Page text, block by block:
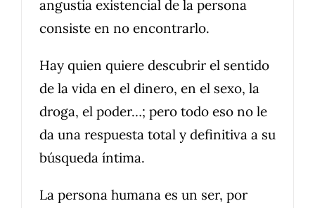
angustia existencial de la persona
consiste en no encontrarlo.
Hay quien quiere descubrir el sentido
de la vida en el dinero, en el sexo, la
droga, el poder…; pero todo eso no le
da una respuesta total y definitiva a su
búsqueda íntima.
La persona humana es un ser, por